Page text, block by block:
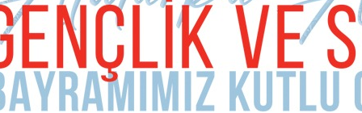
Telefon (zorunlu değil)
Yorumunuz